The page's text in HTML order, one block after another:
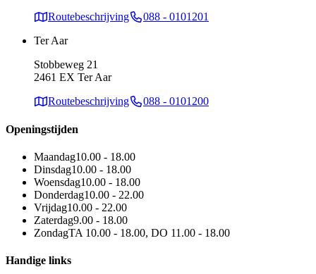
Routebeschrijving
088 - 0101201
Ter Aar
Stobbeweg 21
2461 EX Ter Aar
Routebeschrijving
088 - 0101200
Openingstijden
Maandag10.00 - 18.00
Dinsdag10.00 - 18.00
Woensdag10.00 - 18.00
Donderdag10.00 - 22.00
Vrijdag10.00 - 22.00
Zaterdag9.00 - 18.00
ZondagTA 10.00 - 18.00, DO 11.00 - 18.00
Handige links